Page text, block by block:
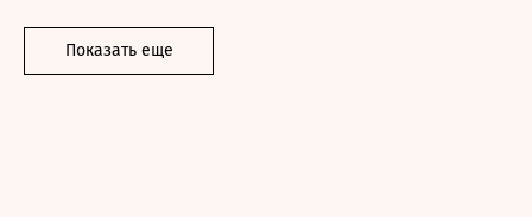
Показать еще